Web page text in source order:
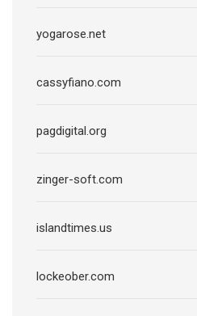
yogarose.net
cassyfiano.com
pagdigital.org
zinger-soft.com
islandtimes.us
lockeober.com